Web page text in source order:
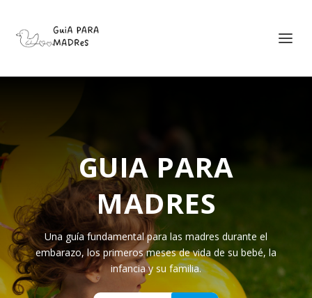
GUIA PARA
MADRES
Una guía fundamental para las madres durante el
embarazo, los primeros meses de vida de su bebé, la
infancia y su familia.